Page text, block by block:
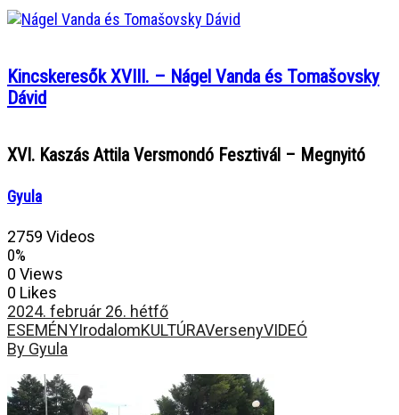
Kincskeresők XVIII. – Nágel Vanda és Tomašovsky
Dávid
XVI. Kaszás Attila Versmondó Fesztivál – Megnyitó
Gyula
2759 Videos
0%
0 Views
0 Likes
2024. február 26. hétfő
ESEMÉNYIrodalomKULTÚRAVersenyVIDEÓ
By Gyula